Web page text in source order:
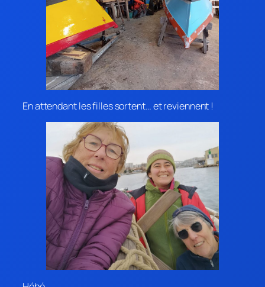
En attendant les filles sortent… et reviennent !